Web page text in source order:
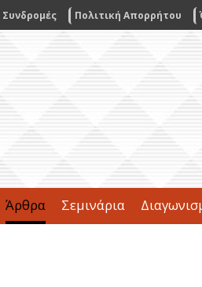
Συνδρομές Πολιτική Απορρήτου
Άρθρα Σεμινάρια